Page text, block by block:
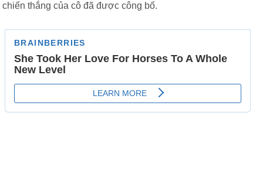
chiến thắng của cô đã được công bố.